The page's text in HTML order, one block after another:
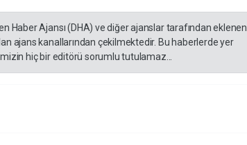
Haber Ajansı (DHA) ve diğer ajanslar tarafından eklenen
ajans kanallarından çekilmektedir. Bu haberlerde yer
hiç bir editörü sorumlu tutulamaz...